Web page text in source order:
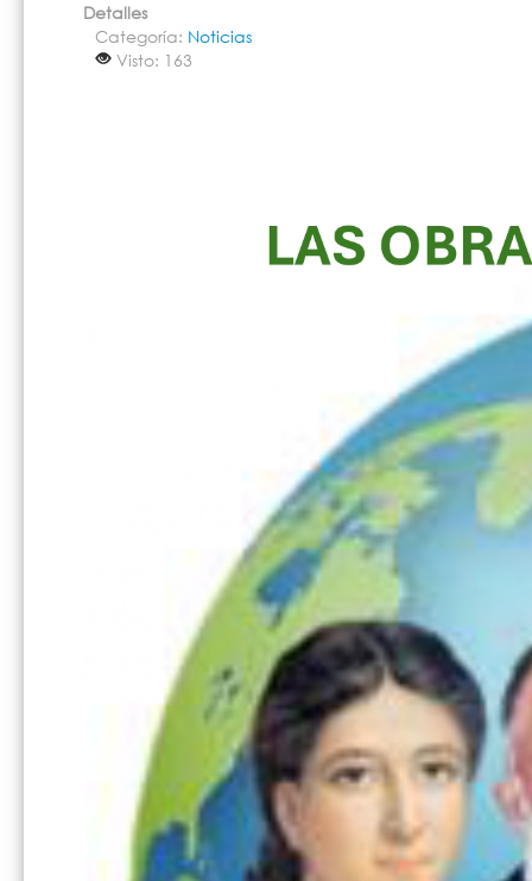
Detalles
Categoría: Noticias
Visto: 163